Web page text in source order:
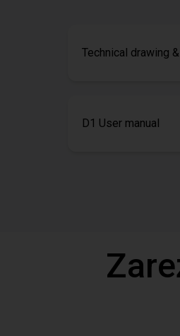
Technical drawing
D1 User manual